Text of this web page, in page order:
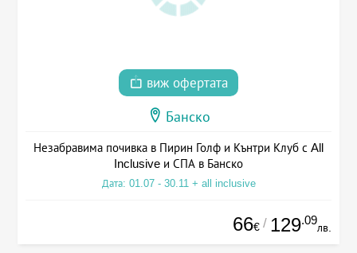
виж офертата
Банско
Незабравима почивка в Пирин Голф и Кънтри Клуб с All
Inclusive и СПА в Банско
Дата: 01.07 - 30.11 + all inclusive
66€ / 129.09
лв.